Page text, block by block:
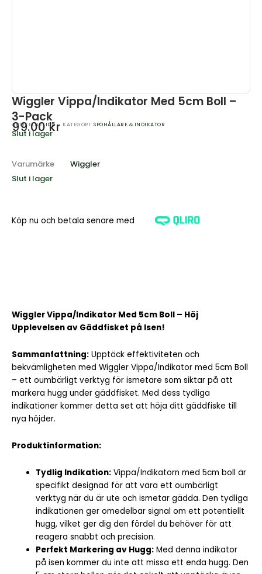
Wiggler Vippa/Indikator Med 5cm Boll –
3-Pack
ARTIKELNR:ID5 KATEGORI: SPÖHÅLLARE & INDIKATOR
99.00kr
Slut i lager
Varumärke
Wiggler
Slut i lager
Köp nu och betala senare med
Wiggler Vippa/Indikator Med 5cm Boll – Höj
Upplevelsen av Gäddfisket på Isen!
Sammanfattning: Upptäck effektiviteten och
bekvämligheten med Wiggler Vippa/Indikator med 5cm Boll
– ett oumbärligt verktyg för ismetare som siktar på att
markera hugg under gäddfisket. Med dess tydliga
indikationer kommer detta set att höja ditt gäddfiske till
nya höjder.
Produktinformation:
Tydlig Indikation: Vippa/Indikatorn med 5cm boll är
specifikt designad för att vara ett oumbärligt
verktyg när du är ute och ismetar gädda. Den tydliga
indikationen ger omedelbar signal om ett potentiellt
hugg, vilket ger dig den fördel du behöver för att
reagera snabbt och precision.
Perfekt Markering av Hugg: Med denna indikator
på isen kommer du inte att missa ett enda hugg. Den